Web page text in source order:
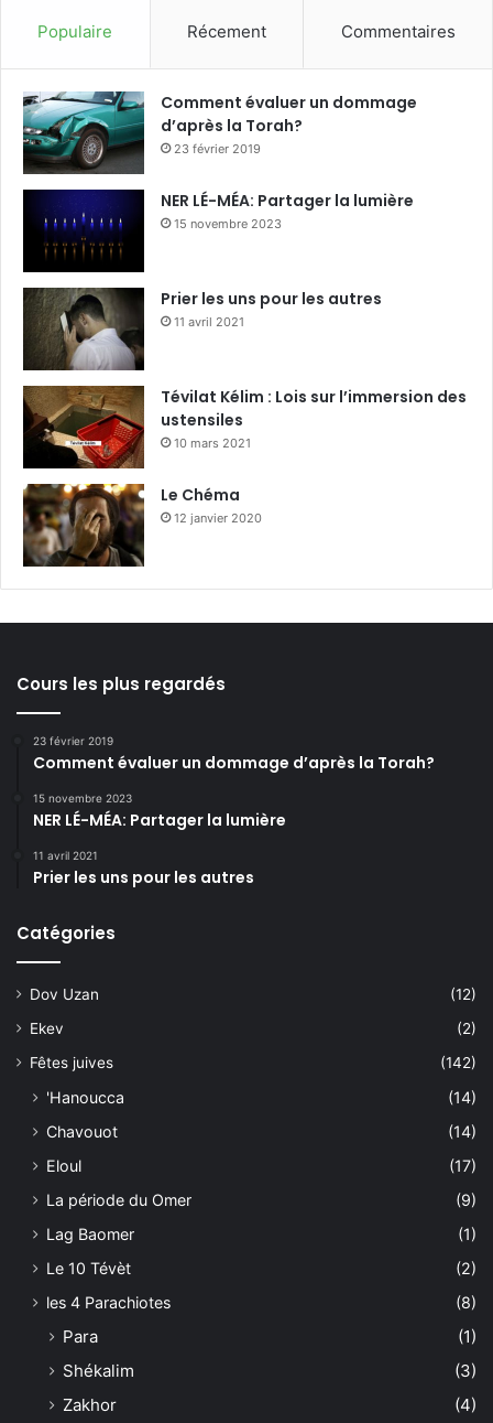
Populaire Récement Commentaires
Comment évaluer un dommage
d’après la Torah?
23 février 2019
NER LÉ-MÉA: Partager la lumière
15 novembre 2023
Prier les uns pour les autres
11 avril 2021
Tévilat Kélim : Lois sur l’immersion des
ustensiles
10 mars 2021
Le Chéma
12 janvier 2020
Cours les plus regardés
23 février 2019
Comment évaluer un dommage d’après la Torah?
15 novembre 2023
NER LÉ-MÉA: Partager la lumière
11 avril 2021
Prier les uns pour les autres
Catégories
Dov Uzan
(12)
Ekev
(2)
Fêtes juives
(142)
'Hanoucca
(14)
Chavouot
(14)
Eloul
(17)
La période du Omer
(9)
Lag Baomer
(1)
Le 10 Tévèt
(2)
les 4 Parachiotes
(8)
Para
(1)
Shékalim
(3)
Zakhor
(4)